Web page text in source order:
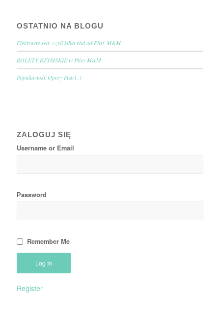
OSTATNIO NA BLOGU
Efektywny sen- czyli kilka rad od Plisy M&M
ROLETY RZYMSKIE w Plisy M&M
Popularność Opery Pearl :)
ZALOGUJ SIĘ
Username or Email
Password
Remember Me
Register